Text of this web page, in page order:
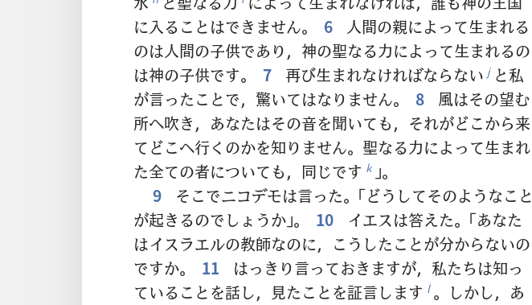
に入ることはできません。
6
人間の親によって生まれる
のは人間の子供であり，神の聖なる力によって生まれるの
は神の子供です。
7 再び生まれなければならない j と私
が言ったことで，驚いてはなりません。
8
風はその望む
所へ吹き，あなたはその音を聞いても，それがどこから来
てどこへ行くのかを知りません。聖なる力によって生まれ
た全ての者についても，同じです k 」。
9
そこでニコデモは言った。「どうしてそのようなこと
が起きるのでしょうか」。
10
イエスは答えた。「あなた
はイスラエルの教師なのに，こうしたことが分からないの
ですか。
11
はっきり言っておきますが，私たちは知っ
ていることを話し，見たことを証言します l 。しかし，あ